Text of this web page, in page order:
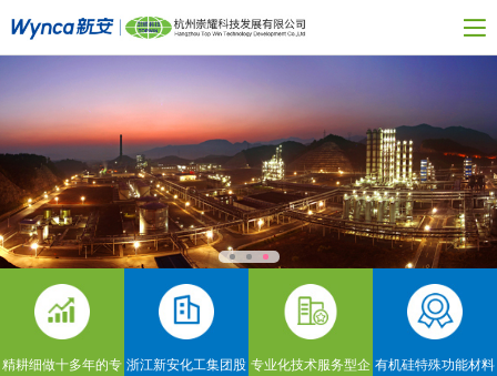
精耕细做十多年的专 浙江新安化工集团股 专业化技术服务型企 有机硅特殊功能材料